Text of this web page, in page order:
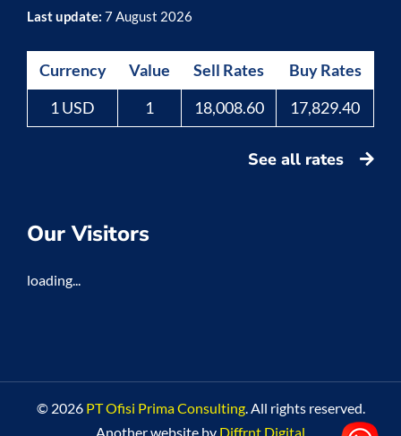
Last update: 7 August 2026
Currency Value Sell Rates
Buy Rates
1 USD
1 18,008.60 17,829.40
See all rates
Our Visitors
loading...
© 2026 PT Ofisi Prima Consulting. All rights reserved.
Another website by Diffrnt Digital